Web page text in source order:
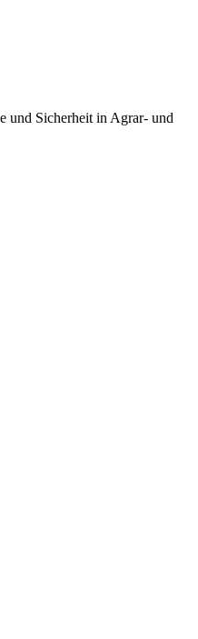
und Sicherheit in Agrar- und